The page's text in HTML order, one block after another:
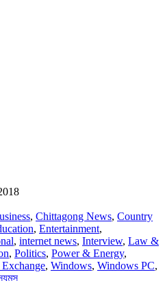
, Chittagong News, Country
, Entertainment,
, internet news, Interview, Law &
, Politics, Power & Energy,
, Windows, Windows PC,